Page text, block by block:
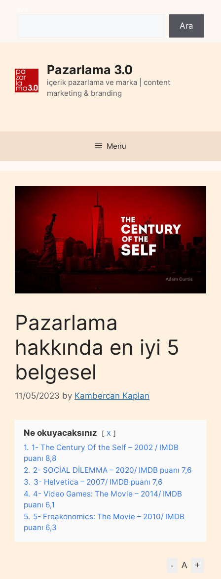
Ara
Pazarlama 3.0
içerik pazarlama ve marka | content
marketing & branding
Menu
Pazarlama
hakkında en iyi 5
belgesel
11/05/2023 by Kambercan Kaplan
Ne okuyacaksınız X
1. 1- The Century Of the Self – 2002 / IMDB
puanı 8,8
2. 2- SOCİAL DİLEMMA – 2020/ IMDB puanı 7,6
3. 3- Helvetica – 2007/ IMDB puanı 7,6
4. 4- Video Games: The Movie – 2014/ IMDB
puanı 6,1
5. 5- Freakonomics: The Movie – 2010/ IMDB
puanı 6,3
- A +